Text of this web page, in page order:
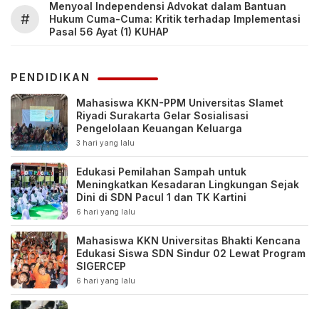
#
Menyoal Independensi Advokat dalam Bantuan
Hukum Cuma-Cuma: Kritik terhadap Implementasi
Pasal 56 Ayat (1) KUHAP
PENDIDIKAN
Mahasiswa KKN-PPM Universitas Slamet
Riyadi Surakarta Gelar Sosialisasi
Pengelolaan Keuangan Keluarga
3 hari yang lalu
Edukasi Pemilahan Sampah untuk
Meningkatkan Kesadaran Lingkungan Sejak
Dini di SDN Pacul 1 dan TK Kartini
6 hari yang lalu
Mahasiswa KKN Universitas Bhakti Kencana
Edukasi Siswa SDN Sindur 02 Lewat Program
SIGERCEP
6 hari yang lalu